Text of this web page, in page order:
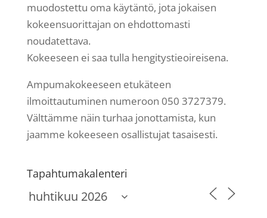
muodostettu oma käytäntö, jota jokaisen
kokeensuorittajan on ehdottomasti
noudatettava.
Kokeeseen ei saa tulla hengitystieoireisena.
Ampumakokeeseen etukäteen
ilmoittautuminen numeroon 050 3727379.
Välttämme näin turhaa jonottamista, kun
jaamme kokeeseen osallistujat tasaisesti.
Tapahtumakalenteri